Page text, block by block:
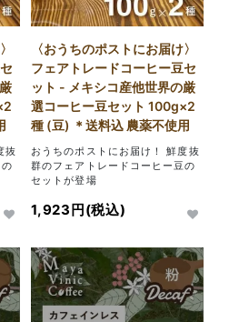
抜
〈おうちのポストにお届け〉
フェアトレードコーヒー豆セ
ット - メキシコ産他世界の厳
選コーヒー豆セット 100g×2
種 (豆) ＊送料込 農薬不使用
おうちのポストにお届け！ 鮮度抜
群のフェアトレードコーヒー豆の
セットが登場
1,923円(税込)